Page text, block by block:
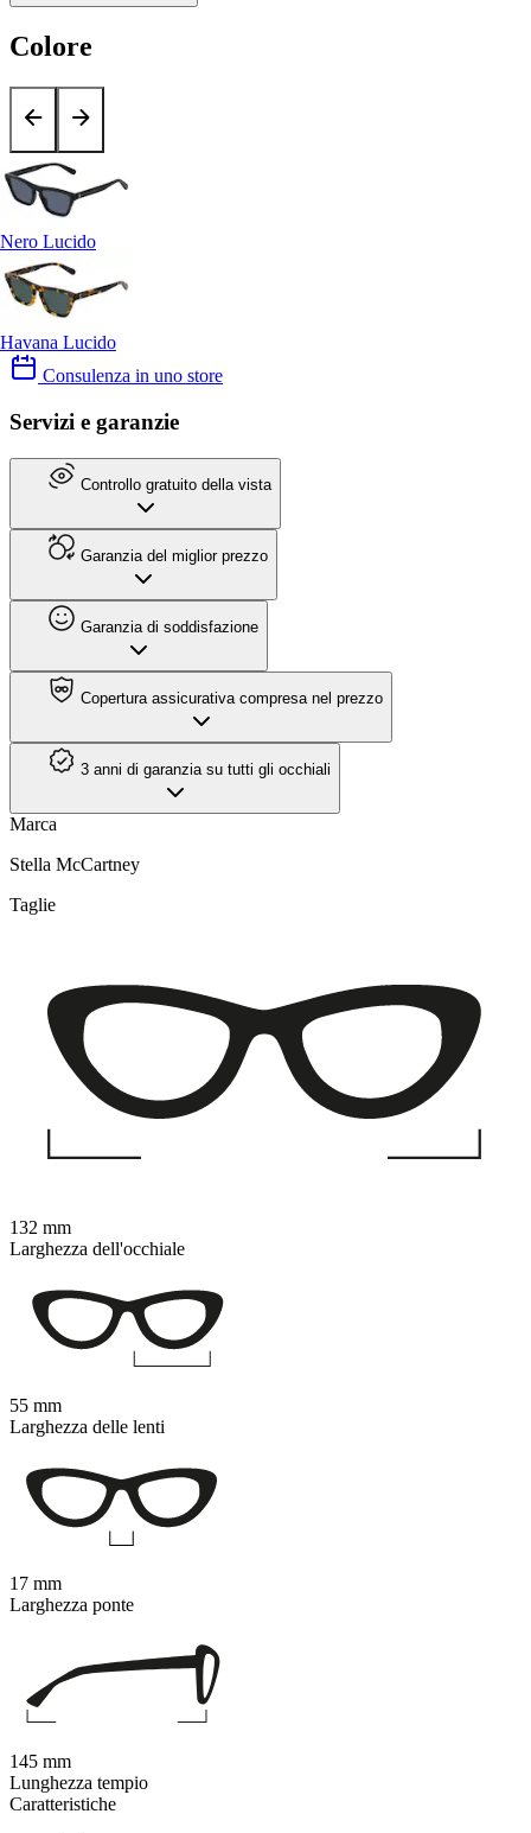
Colore
Nero Lucido
Havana Lucido
Consulenza in uno store
Servizi e garanzie
Controllo gratuito della vista
Garanzia del miglior prezzo
Garanzia di soddisfazione
Copertura assicurativa compresa nel prezzo
3 anni di garanzia su tutti gli occhiali
Marca
Stella McCartney
Caratteristiche
Taglie
132 mm
Larghezza dell'occhiale
55 mm
Larghezza delle lenti
17 mm
Larghezza ponte
145 mm
Lunghezza tempio